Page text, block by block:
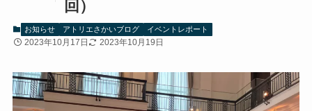
回）
お知らせ アトリエさかいブログ イベントレポート
2023年10月17日 2023年10月19日